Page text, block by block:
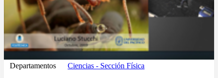
Departamentos Ciencias - Sección Física